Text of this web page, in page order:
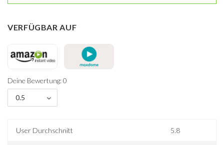
VERFÜGBAR AUF
Deine Bewertung: 0
0.5
User Durchschnitt 5.8